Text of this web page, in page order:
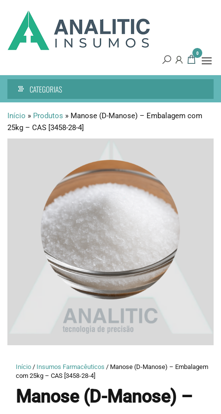
conteúdo
0
CATEGORIAS
Início » Produtos » Manose (D-Manose) – Embalagem com
25kg – CAS [3458-28-4]
Início/ Insumos Farmacêuticos / Manose (D-Manose) – Embalagem
com 25kg – CAS [3458-28-4]
Manose (D-Manose) –